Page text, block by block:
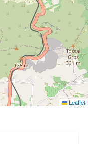
Leaflet